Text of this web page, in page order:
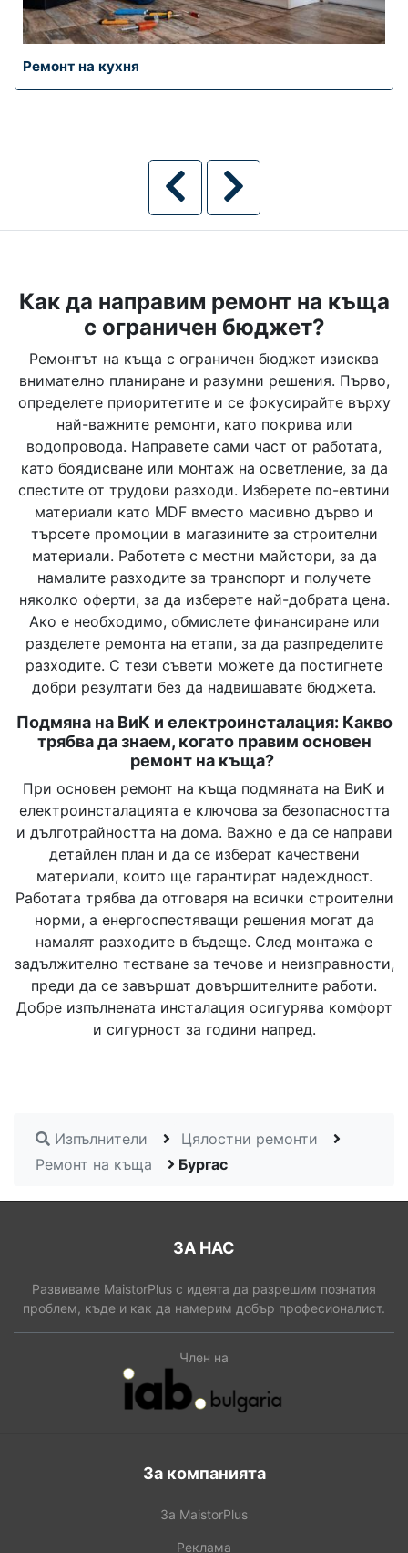
Ремонт на кухня
Как да направим ремонт на къща
с ограничен бюджет?
Ремонтът на къща с ограничен бюджет изисква
внимателно планиране и разумни решения. Първо,
определете приоритетите и се фокусирайте върху
най-важните ремонти, като покрива или
водопровода. Направете сами част от работата,
като боядисване или монтаж на осветление, за да
спестите от трудови разходи. Изберете по-евтини
материали като MDF вместо масивно дърво и
търсете промоции в магазините за строителни
материали. Работете с местни майстори, за да
намалите разходите за транспорт и получете
няколко оферти, за да изберете най-добрата цена.
Ако е необходимо, обмислете финансиране или
разделете ремонта на етапи, за да разпределите
разходите. С тези съвети можете да постигнете
добри резултати без да надвишавате бюджета.
Подмяна на ВиК и електроинсталация: Какво
трябва да знаем, когато правим основен
ремонт на къща?
При основен ремонт на къща подмяната на ВиК и
електроинсталацията е ключова за безопасността
и дълготрайността на дома. Важно е да се направи
детайлен план и да се изберат качествени
материали, които ще гарантират надеждност.
Работата трябва да отговаря на всички строителни
норми, а енергоспестяващи решения могат да
намалят разходите в бъдеще. След монтажа е
задължително тестване за течове и неизправности,
преди да се завършат довършителните работи.
Добре изпълнената инсталация осигурява комфорт
и сигурност за години напред.
Изпълнители
Цялостни ремонти
Ремонт на къща
Бургас
ЗА НАС
Развиваме MaistorPlus с идеята да разрешим познатия
проблем, къде и как да намерим добър професионалист.
Член на
За компанията
За MaistorPlus
Реклама